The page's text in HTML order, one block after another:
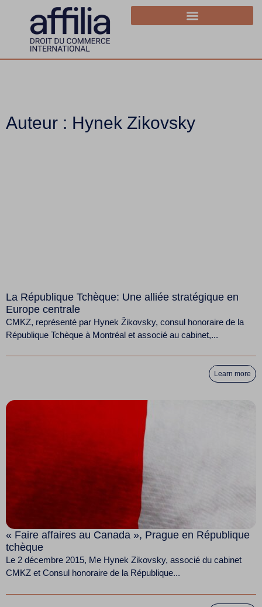
Auteur : Hynek Zikovsky
La République Tchèque: Une alliée stratégique en
Europe centrale
CMKZ, représenté par Hynek Žikovsky, consul honoraire de la
République Tchèque à Montréal et associé au cabinet,...
Learn more
« Faire affaires au Canada », Prague en République
tchèque
Le 2 décembre 2015, Me Hynek Zikovsky, associé du cabinet
CMKZ et Consul honoraire de la République...